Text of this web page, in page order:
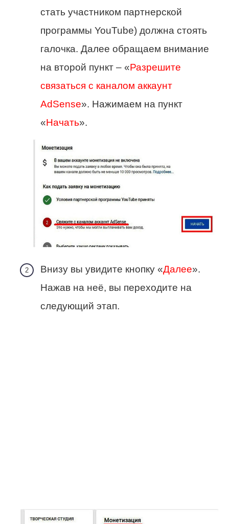
стать участником партнерской
программы YouTube) должна стоять
галочка. Далее обращаем внимание
на второй пункт – «Разрешите
связаться с каналом аккаунт
AdSense». Нажимаем на пункт
«Начать».
Внизу вы увидите кнопку «Далее».
Нажав на неё, вы переходите на
следующий этап.